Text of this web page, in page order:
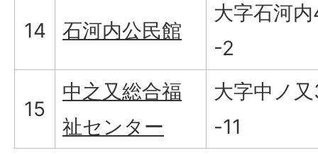
14 石河内公民館
大字石河
-2
15
中之又総合福
祉センター
大字中ノ
-11